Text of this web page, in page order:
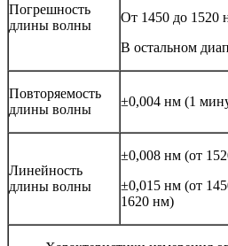
Погрешность
длины волны
От 1450 до 1520
В остальном
Повторяемость
длины волны
±0,004 нм (1
Линейность
длины волны
±0,008 нм (от
±0,015 нм (от
1620 нм)